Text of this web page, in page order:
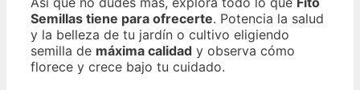
Semillas tiene para ofrecerte. Potencia la salud
y la belleza de tu jardín o cultivo eligiendo
semilla de máxima calidad y observa cómo
florece y crece bajo tu cuidado.